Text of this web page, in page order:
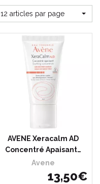
12 articles par page
AVENE Xeracalm AD
Concentré Apaisant…
Avene
13,50€